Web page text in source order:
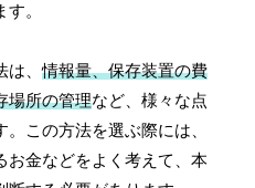
。
は、情報量、保存装置の費
場所の管理など、様々な点
この方法を選ぶ際には、
お金などをよく考えて、本